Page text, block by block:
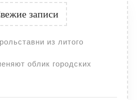
записи
из литого
облик городских